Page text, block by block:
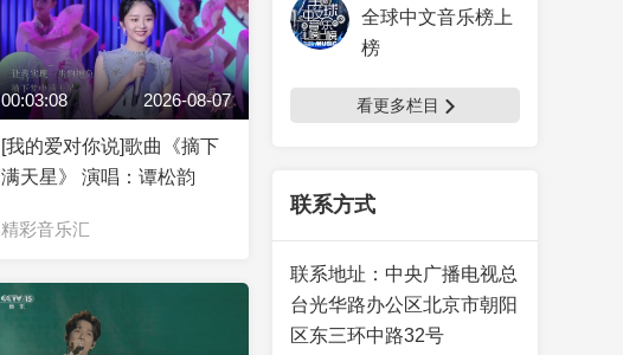
全球中文音乐榜上
榜
看更多栏目
联系方式
联系地址： 中央广播电视总
台光华路办公区北京市朝阳
区东三环中路32号
00:03:08 2026-08-07
[我的爱对你说]歌曲《摘下
满天星》 演唱：谭松韵
精彩音乐汇